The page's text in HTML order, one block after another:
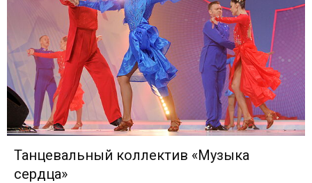
Танцевальный коллектив «Музыка
сердца»